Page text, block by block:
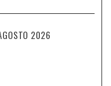
2026